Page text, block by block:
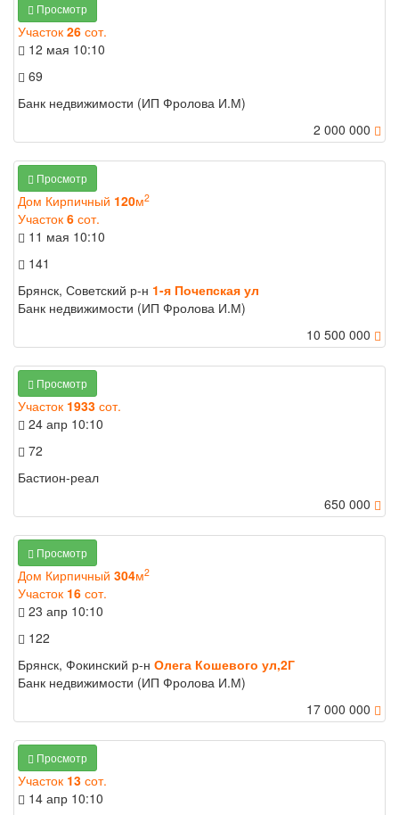
Просмотр
Участок 26 сот.
12 мая 10:10
69
Банк недвижимости (ИП Фролова И.М)
2 000 000
Просмотр
Дом Кирпичный 120м2
Участок 6 сот.
11 мая 10:10
141
Брянск, Советский р-н 1-я Почепская ул
Банк недвижимости (ИП Фролова И.М)
10 500 000
Просмотр
Участок 1933 сот.
24 апр 10:10
72
Бастион-реал
650 000
Просмотр
Дом Кирпичный 304м2
Участок 16 сот.
23 апр 10:10
122
Брянск, Фокинский р-н Олега Кошевого ул,2Г
Банк недвижимости (ИП Фролова И.М)
17 000 000
Просмотр
Участок 13 сот.
14 апр 10:10